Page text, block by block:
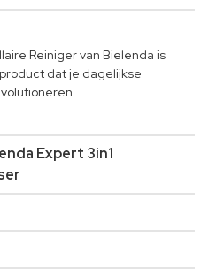
Reiniger van Bielenda is
dat je dagelijkse
Expert 3in1